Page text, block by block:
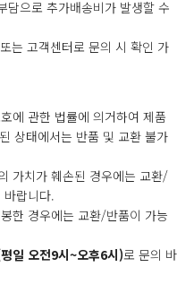
담으로 추가배송비가 발생할 수
는 고객센터로 문의 시 확인 가
에 관한 법률에 의거하여 제품
상태에서는 반품 및 교환 불가
가치가 훼손된 경우에는 교환/
랍니다.
한 경우에는 교환/반품이 가능
일 오전9시~오후6시)로 문의 바